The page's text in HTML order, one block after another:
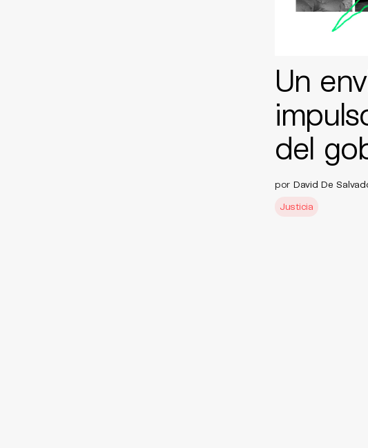
Un
del
por David De
Justicia